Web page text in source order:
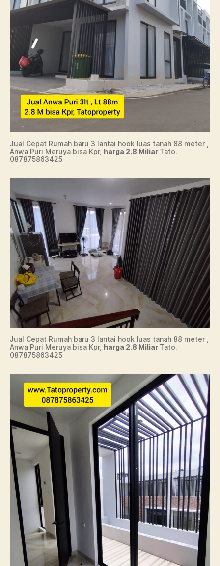
Jual Cepat Rumah baru 3 lantai hook luas tanah 88 meter ,
Anwa Puri Meruya bisa Kpr, harga 2.8 Miliar Tato.
087875863425
Jual Cepat Rumah baru 3 lantai hook luas tanah 88 meter ,
Anwa Puri Meruya bisa Kpr, harga 2.8 Miliar Tato.
087875863425